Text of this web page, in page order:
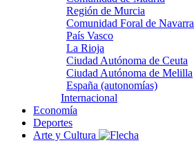
Región de Murcia
Comunidad Foral de Navarra
País Vasco
La Rioja
Ciudad Autónoma de Ceuta
Ciudad Autónoma de Melilla
España (autonomías)
Internacional
Economía
Deportes
Arte y Cultura